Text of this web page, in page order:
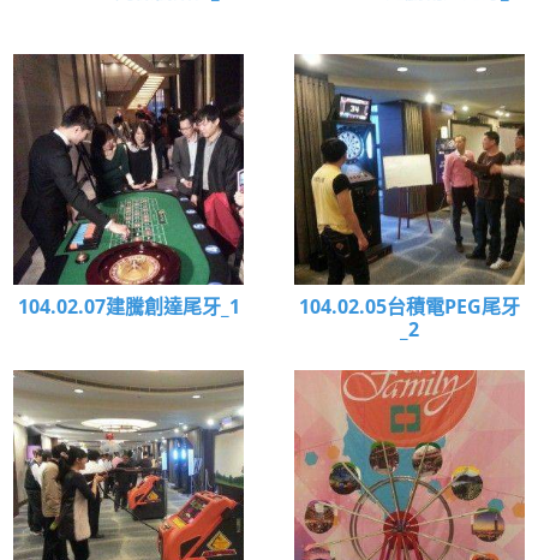
104.02.07建騰創達尾牙_1
104.02.05台積電PEG尾牙
_2